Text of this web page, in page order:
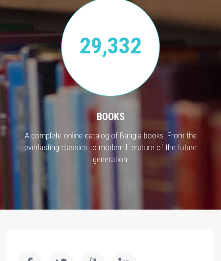
29,332
BOOKS
A complete online catalog of Bangla books. From the
everlasting classics to modern literature of the future
generation.